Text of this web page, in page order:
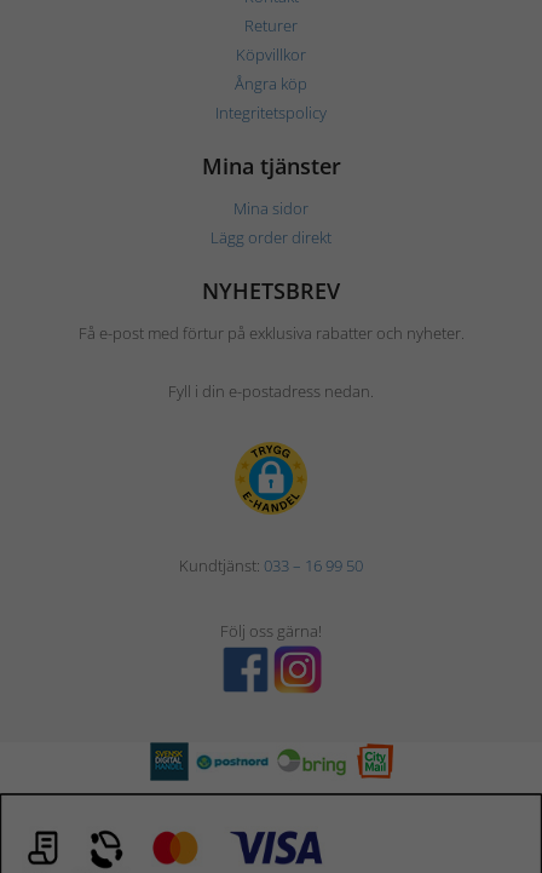
Returer
Köpvillkor
Ångra köp
Integritetspolicy
Mina tjänster
Mina sidor
Lägg order direkt
NYHETSBREV
Få e-post med förtur på exklusiva rabatter och nyheter.
Fyll i din e-postadress nedan.
Kundtjänst: 033 – 16 99 50
Följ oss gärna!